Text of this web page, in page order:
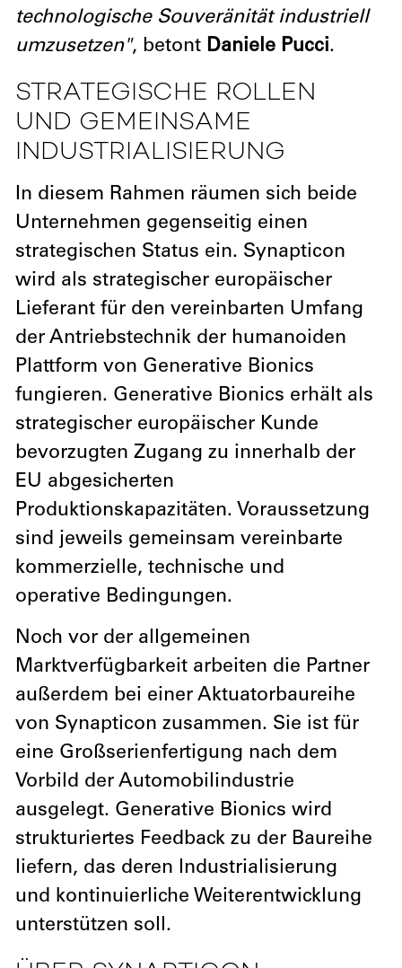
technologische Souveränität industriell
umzusetzen", betont Daniele Pucci.
STRATEGISCHE ROLLEN
UND GEMEINSAME
INDUSTRIALISIERUNG
In diesem Rahmen räumen sich beide
Unternehmen gegenseitig einen
strategischen Status ein. Synapticon
wird als strategischer europäischer
Lieferant für den vereinbarten Umfang
der Antriebstechnik der humanoiden
Plattform von Generative Bionics
fungieren. Generative Bionics erhält als
strategischer europäischer Kunde
bevorzugten Zugang zu innerhalb der
EU abgesicherten
Produktionskapazitäten. Voraussetzung
sind jeweils gemeinsam vereinbarte
kommerzielle, technische und
operative Bedingungen.
Noch vor der allgemeinen
Marktverfügbarkeit arbeiten die Partner
außerdem bei einer Aktuatorbaureihe
von Synapticon zusammen. Sie ist für
eine Großserienfertigung nach dem
Vorbild der Automobilindustrie
ausgelegt. Generative Bionics wird
strukturiertes Feedback zu der Baureihe
liefern, das deren Industrialisierung
und kontinuierliche Weiterentwicklung
unterstützen soll.